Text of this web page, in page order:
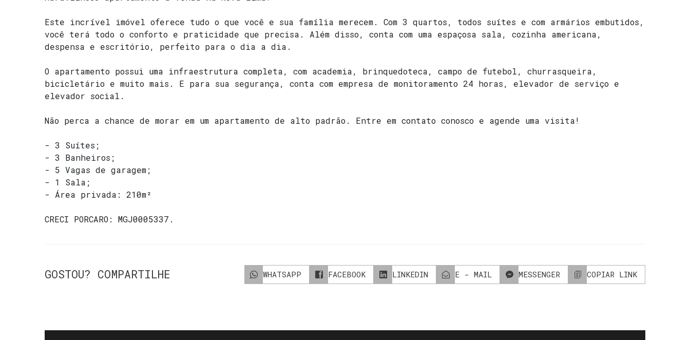
Este incrível imóvel oferece tudo o que você e sua família merecem. Com 3 quartos, todos suítes e com armários embutidos,
você terá todo o conforto e praticidade que precisa. Além disso, conta com uma espaçosa sala, cozinha americana,
despensa e escritório, perfeito para o dia a dia.
O apartamento possui uma infraestrutura completa, com academia, brinquedoteca, campo de futebol, churrasqueira,
bicicletário e muito mais. E para sua segurança, conta com empresa de monitoramento 24 horas, elevador de serviço e
elevador social.
Não perca a chance de morar em um apartamento de alto padrão. Entre em contato conosco e agende uma visita!
- 3 Suítes;
- 3 Banheiros;
- 5 Vagas de garagem;
- 1 Sala;
- Área privada: 210m²
CRECI PORCARO: MGJ0005337 .
GOSTOU? COMPARTILHE WHATSAPP FACEBOOK LINKEDIN E - MAIL MESSENGER COPIAR LINK